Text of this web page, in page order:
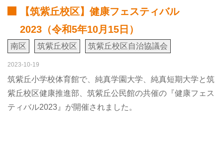
【筑紫丘校区】健康フェスティバル
2023（令和5年10月15日）
南区 筑紫丘校区 筑紫丘校区自治協議会
2023-10-19
筑紫丘小学校体育館で、純真学園大学、純真短期大学と筑
紫丘校区健康推進部、筑紫丘公民館の共催の『健康フェス
ティバル2023』が開催されました。